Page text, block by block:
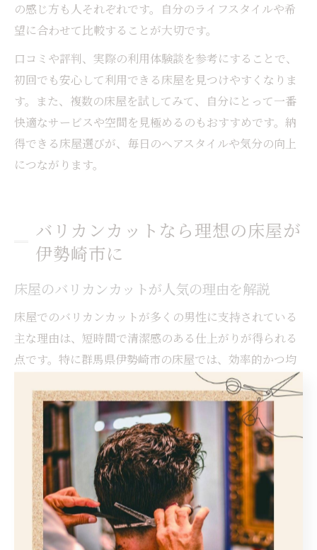
の感じ方も人それぞれです。自分のライフスタイルや希
望に合わせて比較することが大切です。
口コミや評判、実際の利用体験談を参考にすることで、
初回でも安心して利用できる床屋を見つけやすくなりま
す。また、複数の床屋を試してみて、自分にとって一番
快適なサービスや空間を見極めるのもおすすめです。納
得できる床屋選びが、毎日のヘアスタイルや気分の向上
につながります。
バリカンカットなら理想の床屋が
伊勢崎市に
床屋のバリカンカットが人気の理由を解説
床屋でのバリカンカットが多くの男性に支持されている
主な理由は、短時間で清潔感のある仕上がりが得られる
点です。特に群馬県伊勢崎市の床屋では、効率的かつ均
一なカットが実現しやすいバリカン技術が重宝されてい
ます。
バリカンはハサミに比べて施術時間が短縮できるため、
忙しいビジネスマンや学生にも人気です。例えば、サイ
ドや襟足をスッキリさせるフェードカットなどは、バリ
カンならではの繊細なグラデーションが生まれ、毎日の
手入れも楽になります。
また、コストパフォーマンスの良さも大きな魅力です。